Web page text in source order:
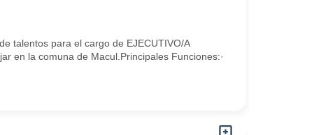
talentos para el cargo de EJECUTIVO/A
en la comuna de Macul.Principales Funciones:·